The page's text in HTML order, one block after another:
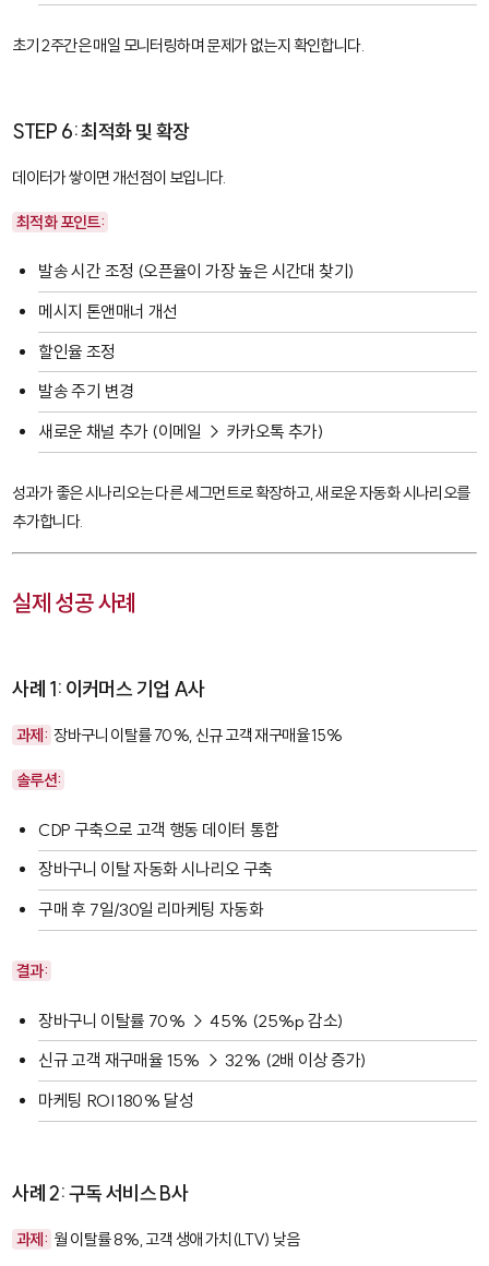
초기 2주간은 매일 모니터링하며 문제가 없는지 확인합니다.
STEP 6: 최적화 및 확장
데이터가 쌓이면 개선점이 보입니다.
최적화 포인트:
발송 시간 조정 (오픈율이 가장 높은 시간대 찾기)
메시지 톤앤매너 개선
할인율 조정
발송 주기 변경
새로운 채널 추가 (이메일 → 카카오톡 추가)
성과가 좋은 시나리오는 다른 세그먼트로 확장하고, 새로운 자동화 시나리오를
추가합니다.
실제 성공 사례
사례 1: 이커머스 기업 A사
과제: 장바구니 이탈률 70%, 신규 고객 재구매율 15%
솔루션:
CDP 구축으로 고객 행동 데이터 통합
장바구니 이탈 자동화 시나리오 구축
구매 후 7일/30일 리마케팅 자동화
결과:
장바구니 이탈률 70% → 45% (25%p 감소)
신규 고객 재구매율 15% → 32% (2배 이상 증가)
마케팅 ROI 180% 달성
사례 2: 구독 서비스 B사
과제: 월 이탈률 8%, 고객 생애 가치(LTV) 낮음